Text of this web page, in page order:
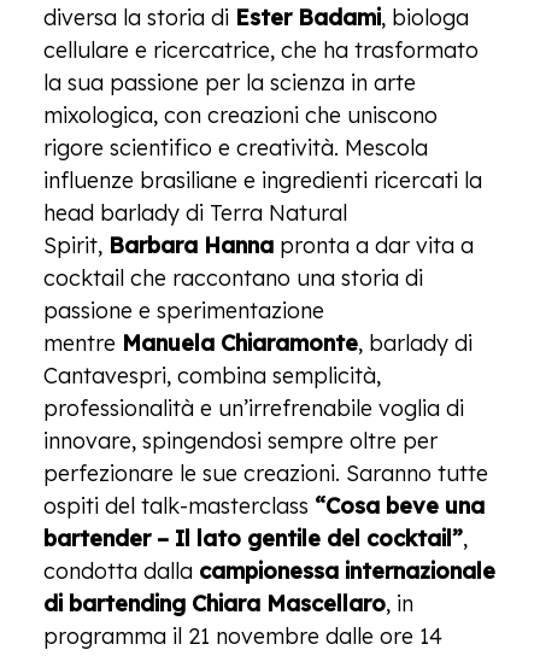
diversa la storia di Ester Badami, biologa
cellulare e ricercatrice, che ha trasformato
la sua passione per la scienza in arte
mixologica, con creazioni che uniscono
rigore scientifico e creatività. Mescola
influenze brasiliane e ingredienti ricercati la
head barlady di Terra Natural
Spirit, Barbara Hanna pronta a dar vita a
cocktail che raccontano una storia di
passione e sperimentazione
mentre Manuela Chiaramonte, barlady di
Cantavespri, combina semplicità,
professionalità e un’irrefrenabile voglia di
innovare, spingendosi sempre oltre per
perfezionare le sue creazioni. Saranno tutte
ospiti del talk-masterclass “Cosa beve una
bartender – Il lato gentile del cocktail”,
condotta dalla campionessa internazionale
di bartending Chiara Mascellaro, in
programma il 21 novembre dalle ore 14